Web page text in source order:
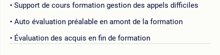
Support de cours formation gestion des appels difficiles
Auto évaluation préalable en amont de la formation
Évaluation des acquis en fin de formation